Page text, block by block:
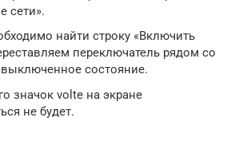
сети».
найти строку «Включить
переключатель рядом со
состояние.
значок volte на экране
не будет.